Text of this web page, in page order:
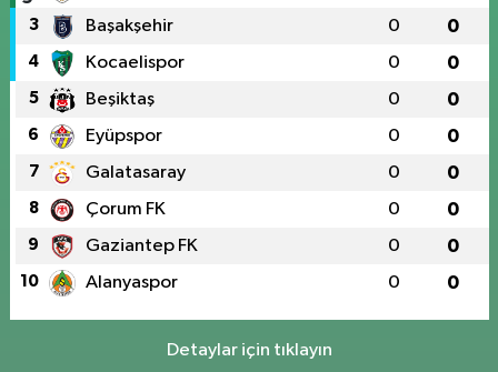
3 Başakşehir 0 0
4 Kocaelispor 0 0
5 Beşiktaş 0 0
6 Eyüpspor 0 0
7 Galatasaray 0 0
8 Çorum FK 0 0
9 Gaziantep FK 0 0
10 Alanyaspor 0 0
Detaylar için tıklayın